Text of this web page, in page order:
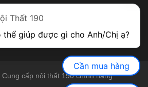
số Thuế: 0103671313
về Nội Thất 190. Mọi quyền được bảo
lưu.
cấp nội thất 190 chính hãng
Thất 190
Cần mua hàng